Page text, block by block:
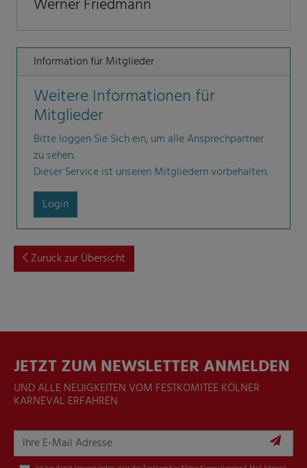
Werner Friedmann
Information für Mitglieder
Weitere Informationen für
Mitglieder
Bitte loggen Sie Sich ein, um alle Ansprechpartner
zu sehen.
Dieser Service ist unseren Mitgliedern vorbehalten.
Login
Zurück zur Übersicht
JETZT ZUM NEWSLETTER ANMELDEN
UND ALLE NEUIGKEITEN VOM FESTKOMITEE KÖLNER
KARNEVAL ERFAHREN